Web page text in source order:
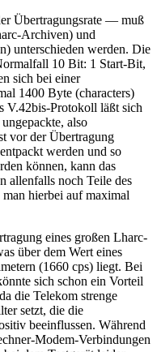
Übertragungsrate — muß
Archiven) und
unterschieden werden. Die
10 Bit: 1 Start-Bit,
sich bei einer
1400 Byte (characters)
V.42bis-Protokoll läßt sich
also
vor der Übertragung
werden und so
können, kann das
allenfalls noch Teile des
hierbei auf maximal
eines großen Lharc-
über dem Wert eines
(1660 cps) liegt. Bei
sich schon ein Vorteil
die Telekom strenge
setzt, die die
beeinflussen. Während
Modem-Verbindungen